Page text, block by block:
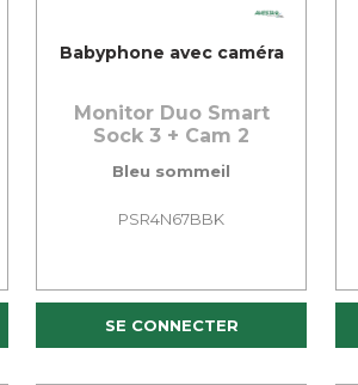
Babyphone avec caméra
Monitor Duo Smart
Sock 3 + Cam 2
Bleu sommeil
PSR4N67BBK
SE CONNECTER